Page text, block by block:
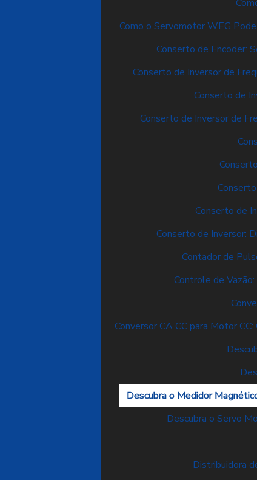
Como o Servomotor WEG
Conserto de Encoder:
Conserto de Inversor de
Conserto de
Conserto de Inversor de
Conserto de
Conserto de Inversor:
Contador de
Controle de
Conversor CA CC para Motor
Descubra o Medidor
Descubra o Servo
Distribuidora